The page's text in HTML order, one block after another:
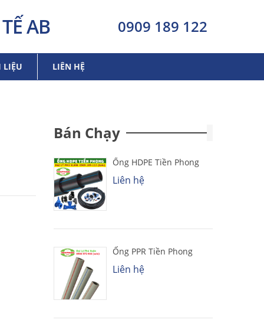
AB 0909 189 122
LIỆU LIÊN HỆ
Bán Chạy
Ống HDPE Tiền Phong
Liên hệ
Ống PPR Tiền Phong
Liên hệ